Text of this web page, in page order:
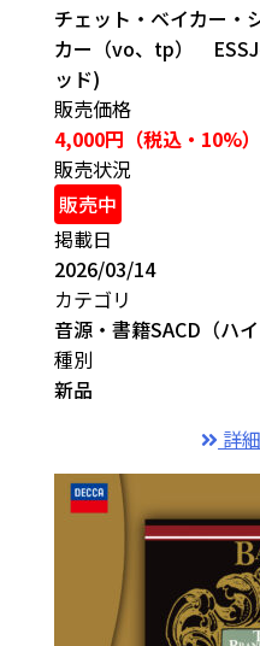
チェット・ベイカー
カー（vo、tp）
ッド)
販売価格
4,000円（税込・10%）
販売状況
販売中
掲載日
2026/03/14
カテゴリ
音源・書籍SACD（ハ
種別
新品
詳